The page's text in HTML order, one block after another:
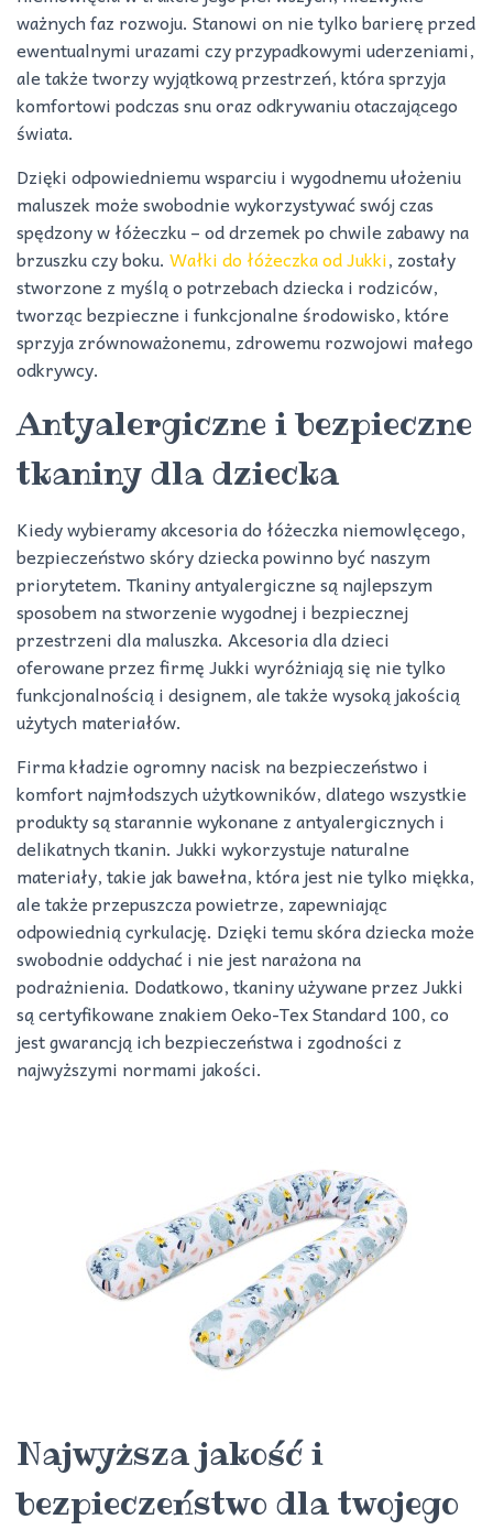
ważnych faz rozwoju. Stanowi on nie tylko barierę przed
ewentualnymi urazami czy przypadkowymi uderzeniami,
ale także tworzy wyjątkową przestrzeń, która sprzyja
komfortowi podczas snu oraz odkrywaniu otaczającego
świata.
Dzięki odpowiedniemu wsparciu i wygodnemu ułożeniu
maluszek może swobodnie wykorzystywać swój czas
spędzony w łóżeczku – od drzemek po chwile zabawy na
brzuszku czy boku. Wałki do łóżeczka od Jukki, zostały
stworzone z myślą o potrzebach dziecka i rodziców,
tworząc bezpieczne i funkcjonalne środowisko, które
sprzyja zrównoważonemu, zdrowemu rozwojowi małego
odkrywcy.
Antyalergiczne i bezpieczne
tkaniny dla dziecka
Kiedy wybieramy akcesoria do łóżeczka niemowlęcego,
bezpieczeństwo skóry dziecka powinno być naszym
priorytetem. Tkaniny antyalergiczne są najlepszym
sposobem na stworzenie wygodnej i bezpiecznej
przestrzeni dla maluszka. Akcesoria dla dzieci
oferowane przez firmę Jukki wyróżniają się nie tylko
funkcjonalnością i designem, ale także wysoką jakością
użytych materiałów.
Firma kładzie ogromny nacisk na bezpieczeństwo i
komfort najmłodszych użytkowników, dlatego wszystkie
produkty są starannie wykonane z antyalergicznych i
delikatnych tkanin. Jukki wykorzystuje naturalne
materiały, takie jak bawełna, która jest nie tylko miękka,
ale także przepuszcza powietrze, zapewniając
odpowiednią cyrkulację. Dzięki temu skóra dziecka może
swobodnie oddychać i nie jest narażona na
podrażnienia. Dodatkowo, tkaniny używane przez Jukki
są certyfikowane znakiem Oeko-Tex Standard 100, co
jest gwarancją ich bezpieczeństwa i zgodności z
najwyższymi normami jakości.
Najwyższa jakość i
bezpieczeństwo dla twojego